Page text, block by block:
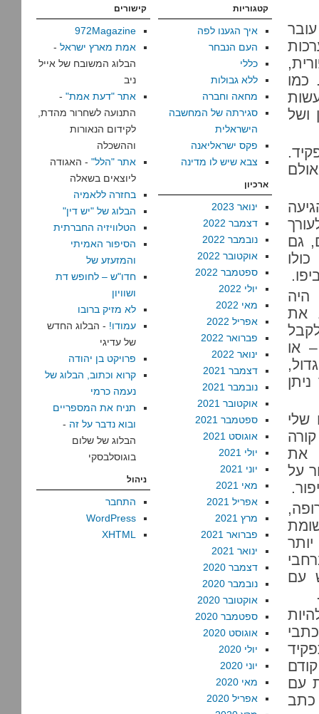
כמו
ושל
גם
היה
הטוויטר. הרשת החברתית, שאז עוד הגבילה ל-140 את
או
שלי
את
על
עם
עם
כתב
קטגוריות
איך הגענו לפה
העם הנבחר
כללי
ללא גבולות
מחאה וחברה
סגירתה של המחשבה
הישראלית
פקס ישראליאנה
צבא שיש לו מדינה
ארכיון
ינואר 2023
דצמבר 2022
נובמבר 2022
אוקטובר 2022
ספטמבר 2022
יולי 2022
מאי 2022
אפריל 2022
פברואר 2022
ינואר 2022
דצמבר 2021
נובמבר 2021
אוקטובר 2021
ספטמבר 2021
אוגוסט 2021
יולי 2021
יוני 2021
מאי 2021
אפריל 2021
מרץ 2021
פברואר 2021
ינואר 2021
דצמבר 2020
נובמבר 2020
אוקטובר 2020
ספטמבר 2020
אוגוסט 2020
יולי 2020
יוני 2020
מאי 2020
אפריל 2020
קישורים
972Magazine
אמת מארץ ישראל -
הבלוג המשובח של אייל
ניב
אתר "דעת אמת" -
התנועה לשחרור מהדת,
לקידום הנאורות
וההשכלה
אתר "הלל" - האגודה
ליוצאים בשאלה
בחזרה ללאמיה
הבלוג של "יש דין"
הטלוויזיה החברתית
הסיפור האמיתי
והמזעזע של
חדו"ש – לחופש דת
ושוויון
לא מזיק ברובו
עמודו! - הבלוג החדש
של עדיגי
פרויקט בן יהודה
קרוא וכתוב, הבלוג של
נעמה כרמי
תניח את המספריים
ובוא נדבר על זה -
הבלוג של שלום
בוגוסלבסקי
ניהול
התחבר
WordPress
XHTML